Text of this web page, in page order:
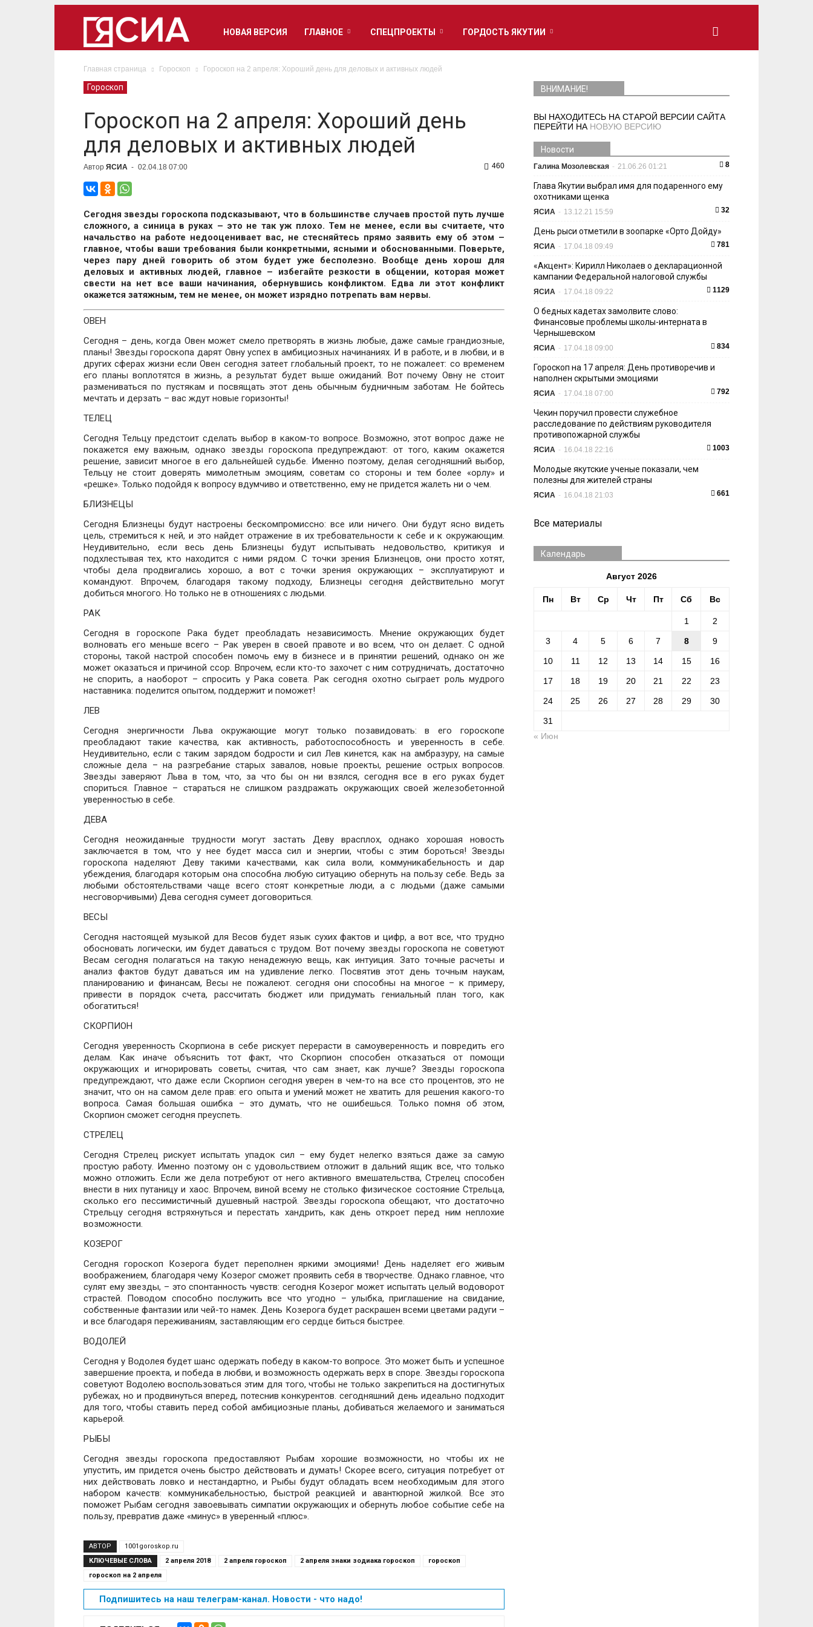
НОВАЯ ВЕРСИЯ ГЛАВНОЕ СПЕЦПРОЕКТЫ ГОРДОСТЬ ЯКУТИИ
Главная страница Гороскоп Гороскоп на 2 апреля: Хороший день для деловых и активных людей
Гороскоп
Гороскоп на 2 апреля: Хороший день
для деловых и активных людей
Автор ЯСИА - 02.04.18 07:00 460
Сегодня звезды гороскопа подсказывают, что в большинстве случаев простой путь лучше
сложного, а синица в руках – это не так уж плохо. Тем не менее, если вы считаете, что
начальство на работе недооценивает вас, не стесняйтесь прямо заявить ему об этом –
главное, чтобы ваши требования были конкретными, ясными и обоснованными. Поверьте,
через пару дней говорить об этом будет уже бесполезно. Вообще день хорош для
деловых и активных людей, главное – избегайте резкости в общении, которая может
свести на нет все ваши начинания, обернувшись конфликтом. Едва ли этот конфликт
окажется затяжным, тем не менее, он может изрядно потрепать вам нервы.
ОВЕН
Сегодня – день, когда Овен может смело претворять в жизнь любые, даже самые грандиозные,
планы! Звезды гороскопа дарят Овну успех в амбициозных начинаниях. И в работе, и в любви, и в
других сферах жизни если Овен сегодня затеет глобальный проект, то не пожалеет: со временем
его планы воплотятся в жизнь, а результат будет выше ожиданий. Вот почему Овну не стоит
размениваться по пустякам и посвящать этот день обычным будничным заботам. Не бойтесь
мечтать и дерзать – вас ждут новые горизонты!
ТЕЛЕЦ
Сегодня Тельцу предстоит сделать выбор в каком-то вопросе. Возможно, этот вопрос даже не
покажется ему важным, однако звезды гороскопа предупреждают: от того, каким окажется
решение, зависит многое в его дальнейшей судьбе. Именно поэтому, делая сегодняшний выбор,
Тельцу не стоит доверять мимолетным эмоциям, советам со стороны и тем более «орлу» и
«решке». Только подойдя к вопросу вдумчиво и ответственно, ему не придется жалеть ни о чем.
БЛИЗНЕЦЫ
Сегодня Близнецы будут настроены бескомпромиссно: все или ничего. Они будут ясно видеть
цель, стремиться к ней, и это найдет отражение в их требовательности к себе и к окружающим.
Неудивительно, если весь день Близнецы будут испытывать недовольство, критикуя и
подхлестывая тех, кто находится с ними рядом. С точки зрения Близнецов, они просто хотят,
чтобы дела продвигались хорошо, а вот с точки зрения окружающих – эксплуатируют и
командуют. Впрочем, благодаря такому подходу, Близнецы сегодня действительно могут
добиться многого. Но только не в отношениях с людьми.
РАК
Сегодня в гороскопе Рака будет преобладать независимость. Мнение окружающих будет
волновать его меньше всего – Рак уверен в своей правоте и во всем, что он делает. С одной
стороны, такой настрой способен помочь ему в бизнесе и в принятии решений, однако он же
может оказаться и причиной ссор. Впрочем, если кто-то захочет с ним сотрудничать, достаточно
не спорить, а наоборот – спросить у Рака совета. Рак сегодня охотно сыграет роль мудрого
наставника: поделится опытом, поддержит и поможет!
ЛЕВ
Сегодня энергичности Льва окружающие могут только позавидовать: в его гороскопе
преобладают такие качества, как активность, работоспособность и уверенность в себе.
Неудивительно, если с таким зарядом бодрости и сил Лев кинется, как на амбразуру, на самые
сложные дела – на разгребание старых завалов, новые проекты, решение острых вопросов.
Звезды заверяют Льва в том, что, за что бы он ни взялся, сегодня все в его руках будет
спориться. Главное – стараться не слишком раздражать окружающих своей железобетонной
уверенностью в себе.
ДЕВА
Сегодня неожиданные трудности могут застать Деву врасплох, однако хорошая новость
заключается в том, что у нее будет масса сил и энергии, чтобы с этим бороться! Звезды
гороскопа наделяют Деву такими качествами, как сила воли, коммуникабельность и дар
убеждения, благодаря которым она способна любую ситуацию обернуть на пользу себе. Ведь за
любыми обстоятельствами чаще всего стоят конкретные люди, а с людьми (даже самыми
несговорчивыми) Дева сегодня сумеет договориться.
ВЕСЫ
Сегодня настоящей музыкой для Весов будет язык сухих фактов и цифр, а вот все, что трудно
обосновать логически, им будет даваться с трудом. Вот почему звезды гороскопа не советуют
Весам сегодня полагаться на такую ненадежную вещь, как интуиция. Зато точные расчеты и
анализ фактов будут даваться им на удивление легко. Посвятив этот день точным наукам,
планированию и финансам, Весы не пожалеют. сегодня они способны на многое – к примеру,
привести в порядок счета, рассчитать бюджет или придумать гениальный план того, как
обогатиться!
СКОРПИОН
Сегодня уверенность Скорпиона в себе рискует перерасти в самоуверенность и повредить его
делам. Как иначе объяснить тот факт, что Скорпион способен отказаться от помощи
окружающих и игнорировать советы, считая, что сам знает, как лучше? Звезды гороскопа
предупреждают, что даже если Скорпион сегодня уверен в чем-то на все сто процентов, это не
значит, что он на самом деле прав: его опыта и умений может не хватить для решения какого-то
вопроса. Самая большая ошибка – это думать, что не ошибешься. Только помня об этом,
Скорпион сможет сегодня преуспеть.
СТРЕЛЕЦ
Сегодня Стрелец рискует испытать упадок сил – ему будет нелегко взяться даже за самую
простую работу. Именно поэтому он с удовольствием отложит в дальний ящик все, что только
можно отложить. Если же дела потребуют от него активного вмешательства, Стрелец способен
внести в них путаницу и хаос. Впрочем, виной всему не столько физическое состояние Стрельца,
сколько его пессимистичный душевный настрой. Звезды гороскопа обещают, что достаточно
Стрельцу сегодня встряхнуться и перестать хандрить, как день откроет перед ним неплохие
возможности.
КОЗЕРОГ
Сегодня гороскоп Козерога будет переполнен яркими эмоциями! День наделяет его живым
воображением, благодаря чему Козерог сможет проявить себя в творчестве. Однако главное, что
сулят ему звезды, – это спонтанность чувств: сегодня Козерог может испытать целый водоворот
страстей. Поводом способно послужить все что угодно – улыбка, приглашение на свидание,
собственные фантазии или чей-то намек. День Козерога будет раскрашен всеми цветами радуги –
и все благодаря переживаниям, заставляющим его сердце биться быстрее.
ВОДОЛЕЙ
Сегодня у Водолея будет шанс одержать победу в каком-то вопросе. Это может быть и успешное
завершение проекта, и победа в любви, и возможность одержать верх в споре. Звезды гороскопа
советуют Водолею воспользоваться этим для того, чтобы не только закрепиться на достигнутых
рубежах, но и продвинуться вперед, потеснив конкурентов. сегодняшний день идеально подходит
для того, чтобы ставить перед собой амбициозные планы, добиваться желаемого и заниматься
карьерой.
РЫБЫ
Сегодня звезды гороскопа предоставляют Рыбам хорошие возможности, но чтобы их не
упустить, им придется очень быстро действовать и думать! Скорее всего, ситуация потребует от
них действовать ловко и нестандартно, и Рыбы будут обладать всем необходимым для этого
набором качеств: коммуникабельностью, быстрой реакцией и авантюрной жилкой. Все это
поможет Рыбам сегодня завоевывать симпатии окружающих и обернуть любое событие себе на
пользу, превратив даже «минус» в уверенный «плюс».
АВТОР
1001goroskop.ru
КЛЮЧЕВЫЕ СЛОВА
2 апреля 2018 2 апреля гороскоп 2 апреля знаки зодиака гороскоп
гороскоп
гороскоп на 2 апреля
Подпишитесь на наш телеграм-канал. Новости - что надо!
ВНИМАНИЕ!
ВЫ НАХОДИТЕСЬ НА СТАРОЙ ВЕРСИИ САЙТА
ПЕРЕЙТИ НА НОВУЮ ВЕРСИЮ
Новости
Галина Мозолевская - 21.06.26 01:21 8
Глава Якутии выбрал имя для подаренного ему
охотниками щенка
ЯСИА - 13.12.21 15:59 32
День рыси отметили в зоопарке «Орто Дойду»
ЯСИА - 17.04.18 09:49 781
«Акцент»: Кирилл Николаев о декларационной
кампании Федеральной налоговой службы
ЯСИА - 17.04.18 09:22 1129
О бедных кадетах замолвите слово:
Финансовые проблемы школы-интерната в
Чернышевском
ЯСИА - 17.04.18 09:00 834
Гороскоп на 17 апреля: День противоречив и
наполнен скрытыми эмоциями
ЯСИА - 17.04.18 07:00 792
Чекин поручил провести служебное
расследование по действиям руководителя
противопожарной службы
ЯСИА - 16.04.18 22:16 1003
Молодые якутские ученые показали, чем
полезны для жителей страны
ЯСИА - 16.04.18 21:03 661
Все материалы
Календарь
Август 2026
Пн Вт Ср Чт Пт Сб Вс
1 2
3 4 5 6 7 8 9
10 11 12 13 14 15 16
17 18 19 20 21 22 23
24 25 26 27 28 29 30
31
« Июн